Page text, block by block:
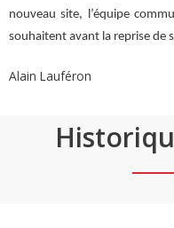
nouveau site, l’équipe
souhaitent avant la reprise de
Alain Lauféron